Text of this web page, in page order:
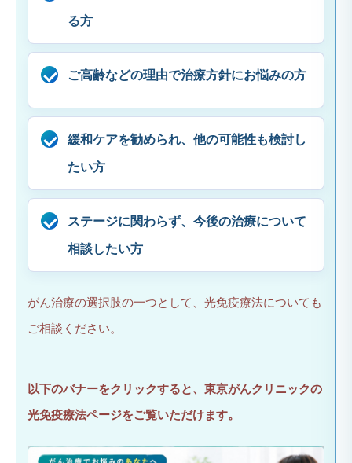
る方
ご高齢などの理由で治療方針にお悩みの方
緩和ケアを勧められ、他の可能性も検討し
たい方
ステージに関わらず、今後の治療について
相談したい方
がん治療の選択肢の一つとして、光免疫療法についても
ご相談ください。
以下のバナーをクリックすると、東京がんクリニックの
光免疫療法ページをご覧いただけます。